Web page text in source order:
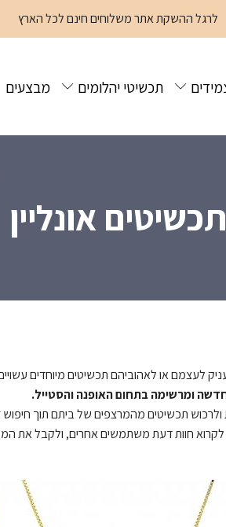
לרגל ההשקת אתר משלוחים חינם לכל הארץ
תכשיטי יהלומים מבצעים
תכשיטים אונליין
לעצמם או לאהוביהם תכשיטים מיוחדים
ומרשימה בתחום האופנה והסטייל.
ולרכוש תכשיטים מהמרצפים של ביתם תוך
לקרוא חוות דעת משתמשים אחרים, ולקבל את